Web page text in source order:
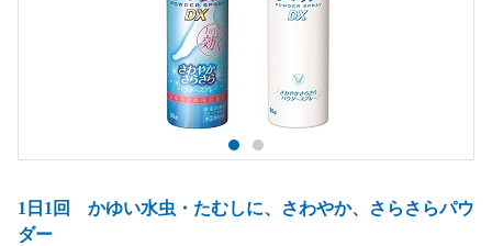
1日1回 かゆい水虫・たむしに、さわやか、さらさらパウ
ダー